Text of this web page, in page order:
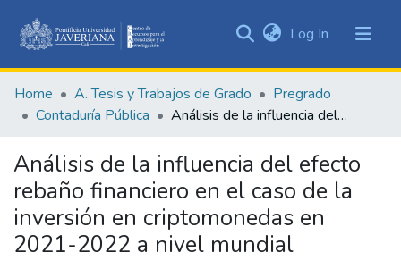
&
Collections
Statistics
Log In (current)
Home A. Tesis y Trabajos de Grado
Pregrado
Contaduría Pública
Análisis de la influencia del efecto rebaño financiero en el caso de la inversión en criptomonedas en 2021-2022 a nivel mundial
Análisis de la influencia del efecto
rebaño financiero en el caso de la
inversión en criptomonedas en
2021-2022 a nivel mundial